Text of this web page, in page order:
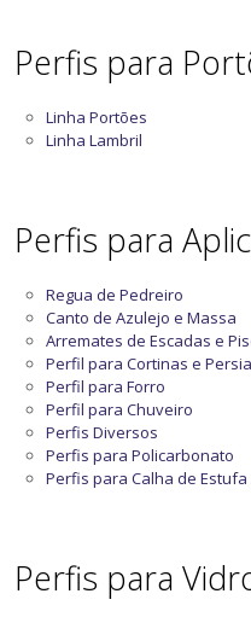
Perfis para
Linha Portões
Linha Lambril
Perfis para
Regua de Pedreiro
Canto de Azulejo e Massa
Arremates de Escadas e
Perfil para Cortinas e
Perfil para Forro
Perfil para Chuveiro
Perfis Diversos
Perfis para Policarbonato
Perfis para Calha de Estufa
Perfis para